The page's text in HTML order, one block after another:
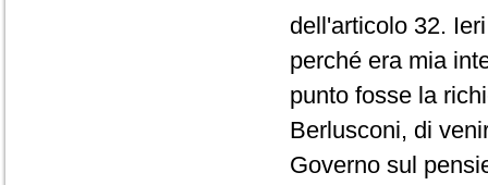
dell'articolo 32.
perché era mia
punto fosse la
Berlusconi, di
Governo sul